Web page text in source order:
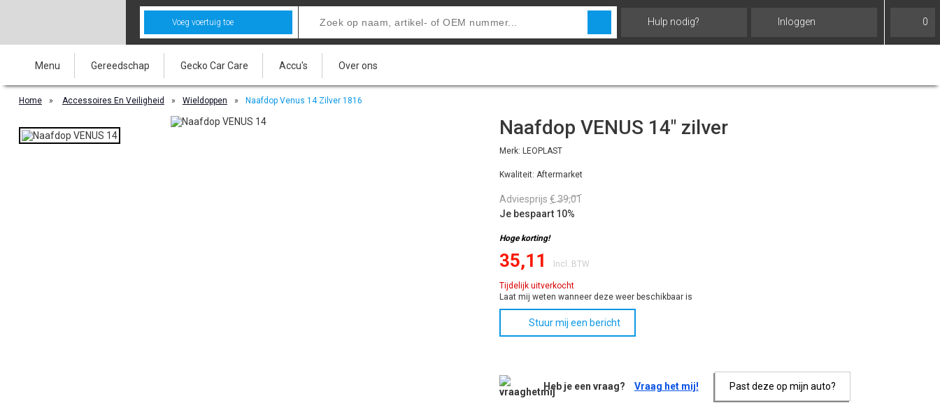
Voeg voertuig toe Hulp nodig? Inloggen 0
Menu Gereedschap Gecko Car Care Accu's Over ons
Home » Accessoires En Veiligheid » Wieldoppen » Naafdop Venus 14 Zilver 1816
Naafdop VENUS 14" zilver
Merk: LEOPLAST
Kwaliteit: Aftermarket
Adviesprijs € 39,01
Je bespaart 10%
Hoge korting!
35,11 Incl. BTW
Tijdelijk uitverkocht
Laat mij weten wanneer deze weer beschikbaar is
Stuur mij een bericht
Heb je een vraag? Vraag het mij! Past deze op mijn auto?